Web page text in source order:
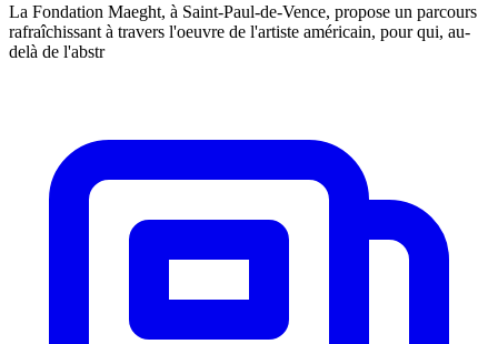
La Fondation Maeght, à Saint-Paul-de-Vence, propose un parcours
rafraîchissant à travers l'oeuvre de l'artiste américain, pour qui, au-
delà de l'abstr